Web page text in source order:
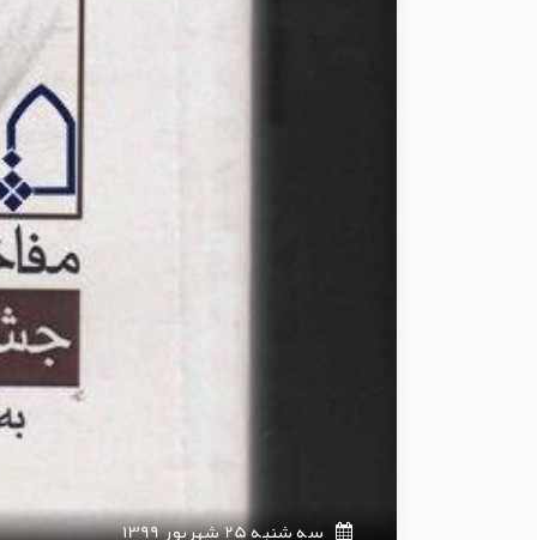
سه شنبه 25 شهریور 1399